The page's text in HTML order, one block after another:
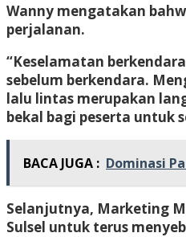
Wanny mengatakan
perjalanan.
“Keselamatan
sebelum berkendara.
lalu lintas merupakan
bekal bagi peserta untuk
BACA JUGA : Dominasi
Selanjutnya, Marketing
Sulsel untuk terus